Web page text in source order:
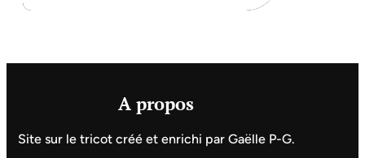
A propos
Site sur le tricot créé et enrichi par Gaëlle P-G.